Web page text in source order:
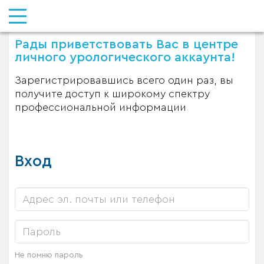
Рады приветствовать Вас в центре
личного урологического аккаунта!
Зарегистрировавшись всего один раз, вы
получите доступ к широкому спектру
профессиональной информации
Вход
Не помню пароль